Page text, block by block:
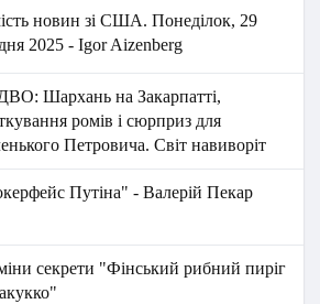
новин зі США. Понеділок, 29
2025 - Igor Aizenberg
Шархань на Закарпатті,
ромів і сюрприз для
Петровича. Світ навиворіт
Путіна" - Валерій Пекар
секрети "Фінський рибний пиріг